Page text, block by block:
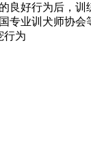
好行为后，
业训犬师协